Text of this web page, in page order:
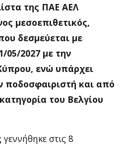
της ΠΑΕ ΑΕΛ
μεσοεπιθετικός,
δεσμεύεται με
05/2027 με την
ενώ υπάρχει
ποδοσφαιριστή και από
του Βελγίου
γεννήθηκε στις 8